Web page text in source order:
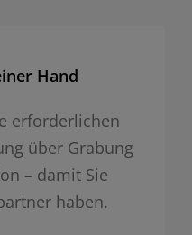
Hand
erforderlichen
über Grabung
– damit Sie
haben.